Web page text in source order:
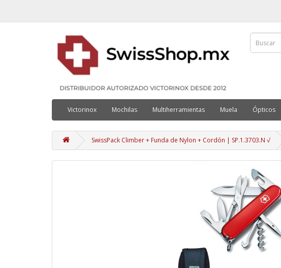
Victorinox Mochilas Multiherramientas Muela Ópticos
SwissPack Climber + Funda de Nylon + Cordón | SP.1.3703.N √